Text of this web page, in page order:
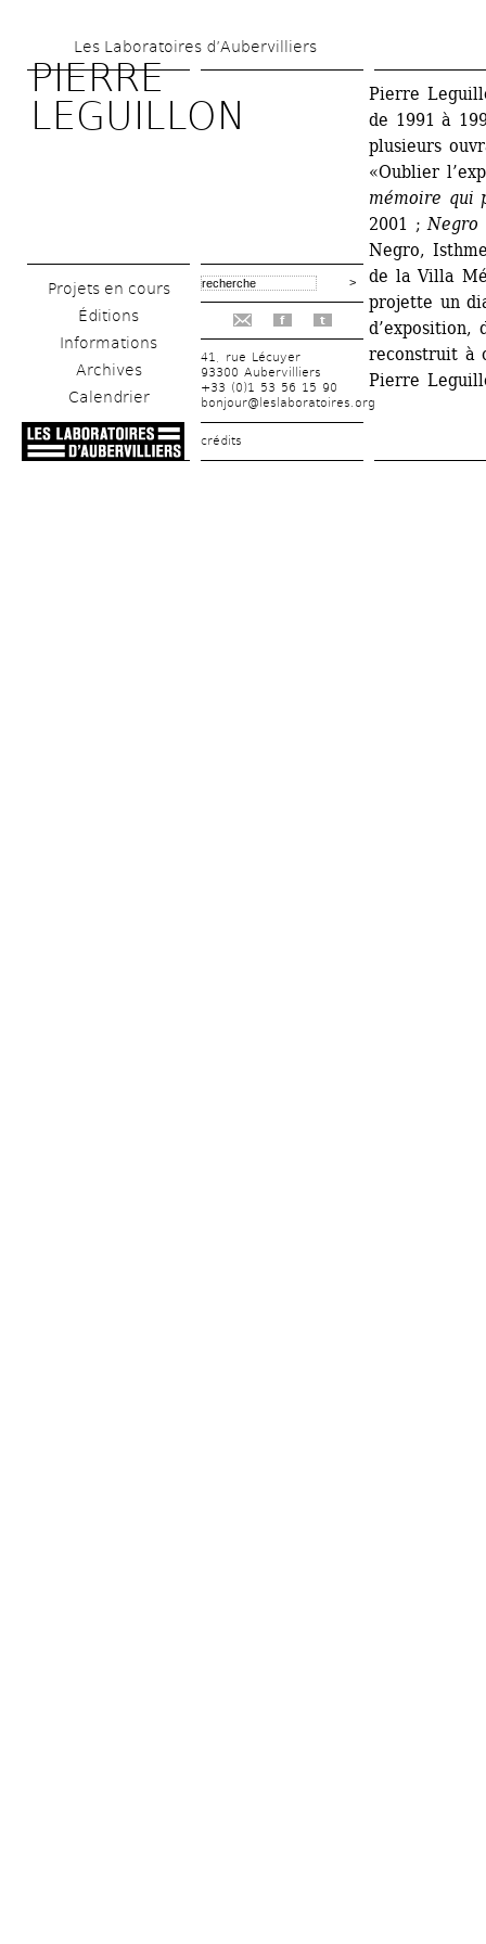
au
contenu
principal
Les Laboratoires d’Aubervilliers
PIERRE
LEGUILLON
Projets en cours
Éditions
Informations
Archives
Calendrier
f t
41, rue Lécuyer
93300 Aubervilliers
+33 (0)1 53 56 15 90
bonjour@leslaboratoires.org
crédits
Pierre
de 1991 à
plusieurs
«Oublier
mémoire qui
2001 ; Negro
Negro,
de la Villa
projette un
d’exposition,
reconstruit à
Pierre